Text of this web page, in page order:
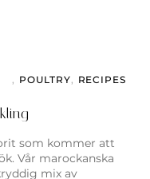
, POULTRY, RECIPES
som kommer att
Vår marockanska
mix av